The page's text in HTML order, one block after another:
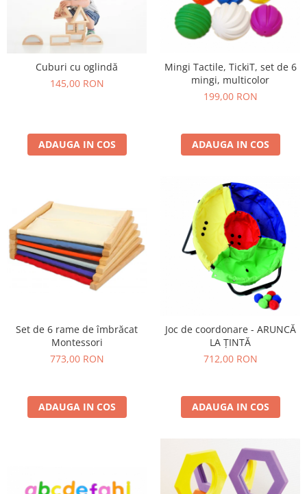
Cuburi cu oglindă
145,00 RON
ADAUGA IN COS
Mingi Tactile, TickiT, set de 6
mingi, multicolor
199,00 RON
ADAUGA IN COS
Set de 6 rame de îmbrăcat
Montessori
773,00 RON
ADAUGA IN COS
Joc de coordonare - ARUNCĂ
LA ȚINTĂ
712,00 RON
ADAUGA IN COS